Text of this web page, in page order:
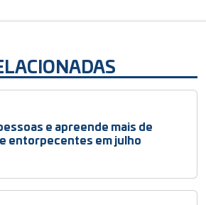
e apreende mais de
entorpecentes em julho